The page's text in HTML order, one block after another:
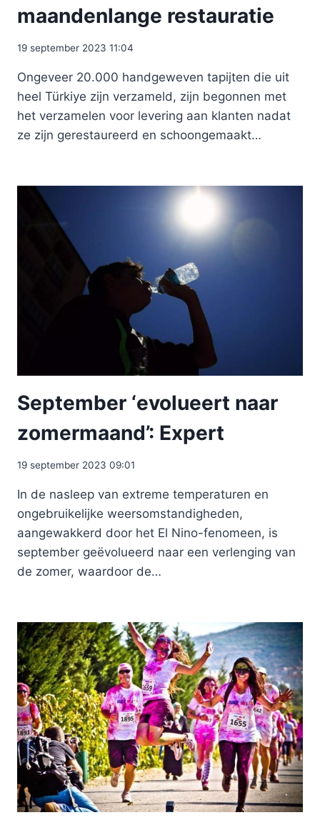
maandenlange restauratie
19 september 2023 11:04
Ongeveer 20.000 handgeweven tapijten die uit
heel Türkiye zijn verzameld, zijn begonnen met
het verzamelen voor levering aan klanten nadat
ze zijn gerestaureerd en schoongemaakt…
September ‘evolueert naar
zomermaand’: Expert
19 september 2023 09:01
In de nasleep van extreme temperaturen en
ongebruikelijke weersomstandigheden,
aangewakkerd door het El Nino-fenomeen, is
september geëvolueerd naar een verlenging van
de zomer, waardoor de…